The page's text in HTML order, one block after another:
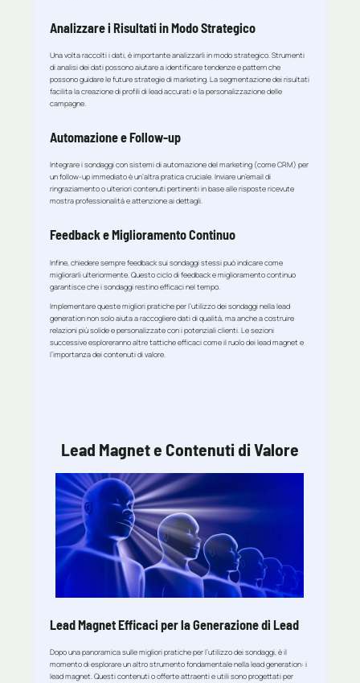
Analizzare i Risultati in Modo Strategico
Una volta raccolti i dati, è importante analizzarli in modo strategico. Strumenti
di analisi dei dati possono aiutare a identificare tendenze e pattern che
possono guidare le future strategie di marketing. La segmentazione dei risultati
facilita la creazione di profili di lead accurati e la personalizzazione delle
campagne.
Automazione e Follow-up
Integrare i sondaggi con sistemi di automazione del marketing (come CRM) per
un follow-up immediato è un’altra pratica cruciale. Inviare un’email di
ringraziamento o ulteriori contenuti pertinenti in base alle risposte ricevute
mostra professionalità e attenzione ai dettagli.
Feedback e Miglioramento Continuo
Infine, chiedere sempre feedback sui sondaggi stessi può indicare come
migliorarli ulteriormente. Questo ciclo di feedback e miglioramento continuo
garantisce che i sondaggi restino efficaci nel tempo.
Implementare queste migliori pratiche per l’utilizzo dei sondaggi nella lead
generation non solo aiuta a raccogliere dati di qualità, ma anche a costruire
relazioni più solide e personalizzate con i potenziali clienti. Le sezioni
successive esploreranno altre tattiche efficaci come il ruolo dei lead magnet e
l’importanza dei contenuti di valore.
Lead Magnet e Contenuti di Valore
Lead Magnet Efficaci per la Generazione di Lead
Dopo una panoramica sulle migliori pratiche per l’utilizzo dei sondaggi, è il
momento di esplorare un altro strumento fondamentale nella lead generation: i
lead magnet. Questi contenuti o offerte attraenti e utili sono progettati per